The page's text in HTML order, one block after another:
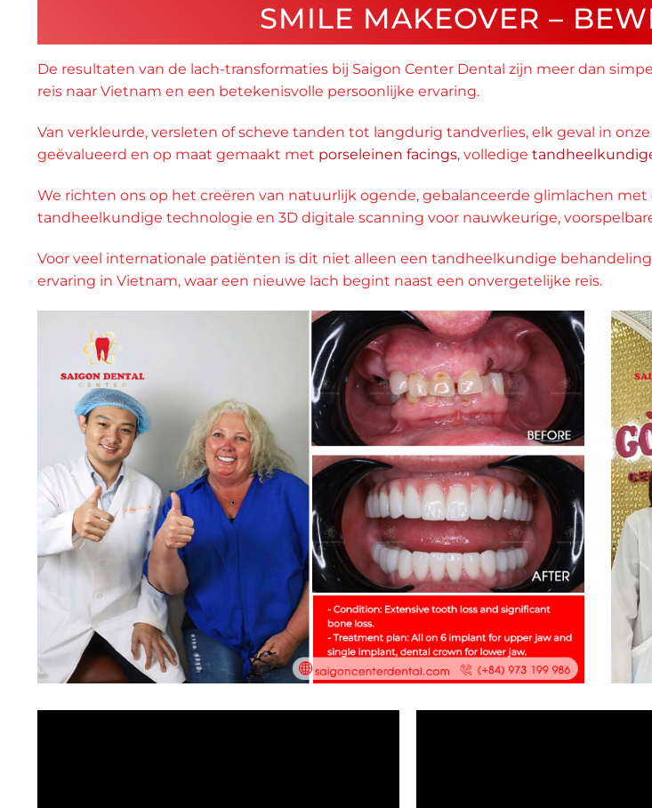
SMILE MAKEOVER –
De resultaten van de lach-transformaties bij Saigon Center Dental zijn meer dan
reis naar Vietnam en een betekenisvolle persoonlijke ervaring.
Van verkleurde, versleten of scheve tanden tot langdurig tandverlies, elk geval in
geëvalueerd en op maat gemaakt met porseleinen facings, volledige
We richten ons op het creëren van natuurlijk ogende, gebalanceerde glimlachen
tandheelkundige technologie en 3D digitale scanning voor nauwkeurige,
Voor veel internationale patiënten is dit niet alleen een tandheelkundige
ervaring in Vietnam, waar een nieuwe lach begint naast een onvergetelijke reis.